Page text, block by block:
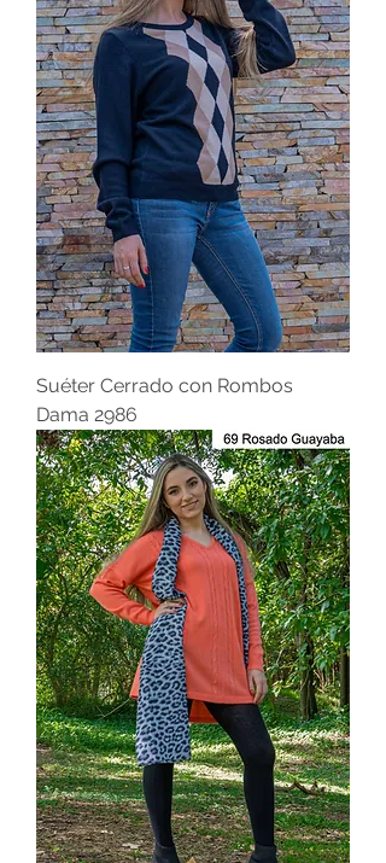
Suéter Cerrado con Rombos
Dama 2986